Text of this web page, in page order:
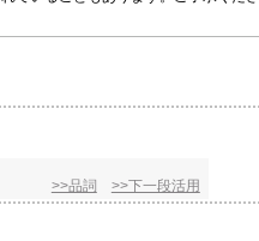
>>品詞
>>下一段活用